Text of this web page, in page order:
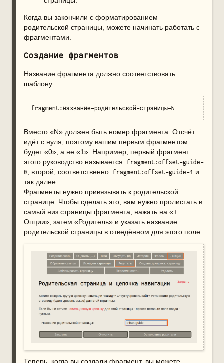
Когда вы закончили с форматированием
родительской страницы, можете начинать работать с
фрагментами.
Создание фрагментов
Название фрагмента должно соответствовать
шаблону:
fragment:название-родительской-страницы-N
Вместо «N» должен быть номер фрагмента. Отсчёт
идёт с нуля, поэтому вашим первым фрагментом
будет «0», а не «1». Например, первый фрагмент
этого руководство называется: fragment:offset-guide-
0
, второй, соответственно: fragment:offset-guide-1 и
так далее.
Фрагменты нужно привязывать к родительской
странице. Чтобы сделать это, вам нужно пролистать в
самый низ страницы фрагмента, нажать на «+
Опции», затем «Родитель» и указать название
родительской страницы в отведённом для этого поле.